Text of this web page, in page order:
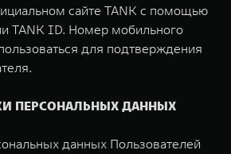
сайте TANK с помощью
TANK ID. Номер мобильного
для подтверждения
ПЕРСОНАЛЬНЫХ ДАННЫХ
данных Пользователей